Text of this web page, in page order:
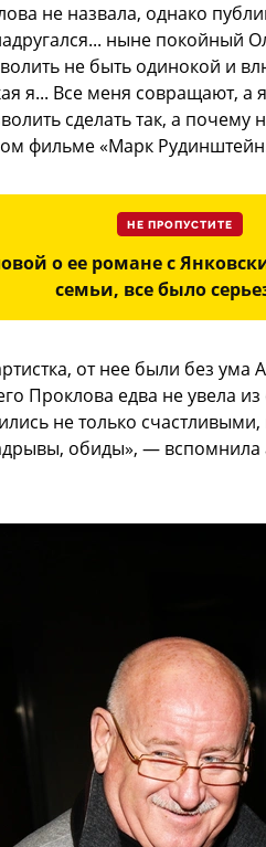
не назвала, однако
ныне покойный
не быть одинокой и
я... Все меня совращают, а
сделать так, а почему
фильме «Марк
НЕ ПРОПУСТИТЕ
о ее романе с
семьи, все было
от нее были без
Проклова едва не увела
не только
обиды», —